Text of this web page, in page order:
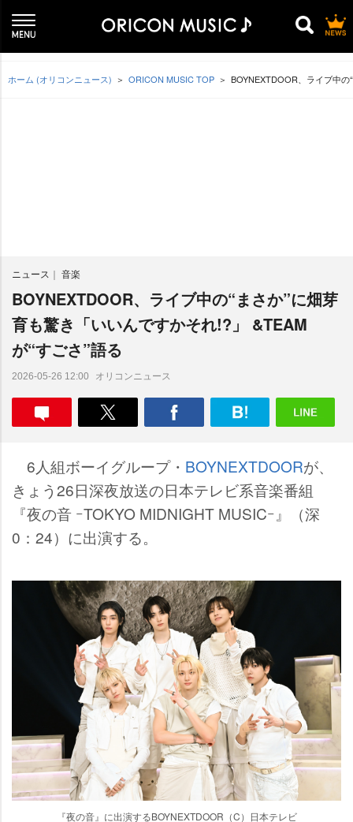
ホーム (オリコンニュース) ORICON MUSIC TOP BOYNEXTDOOR、ライブ中の
ニュース 音楽
BOYNEXTDOOR、ライブ中の“まさか”に畑芽
育も驚き「いいんですかそれ!?」 &TEAM
が“すごさ”語る
2026-05-26 12:00 オリコンニュース
6人組ボーイグループ・ BOYNEXTDOORが、
きょう26日深夜放送の日本テレビ系音楽番組
『夜の音 ｰTOKYO MIDNIGHT MUSICｰ』（深
0：24）に出演する。
『夜の音』に出演するBOYNEXTDOOR（C）日本テレビ